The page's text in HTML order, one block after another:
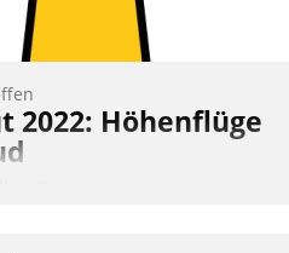
2022: Höhenflüge